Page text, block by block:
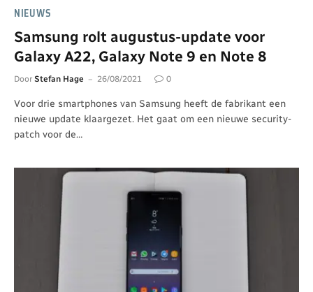
NIEUWS
Samsung rolt augustus-update voor
Galaxy A22, Galaxy Note 9 en Note 8
Door Stefan Hage 26/08/2021 0
Voor drie smartphones van Samsung heeft de fabrikant een
nieuwe update klaargezet. Het gaat om een nieuwe security-
patch voor de…